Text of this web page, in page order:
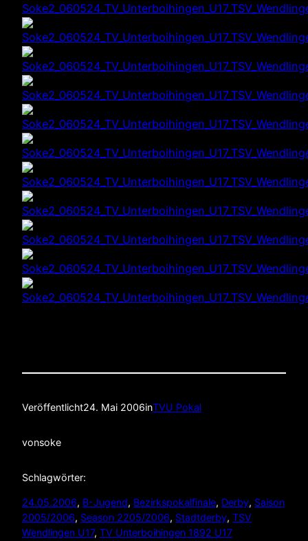
Veröffentlicht24. Mai 2006inTVU Pokal
vonsoke
Schlagwörter:
24.05.2006, B-Jugend, Bezirkspokalfinale, Derby, Saison
2005/2006, Season 2205/2006, Stadtderby, TSV
Wendlingen U17, TV Unterboihingen 1892 U17